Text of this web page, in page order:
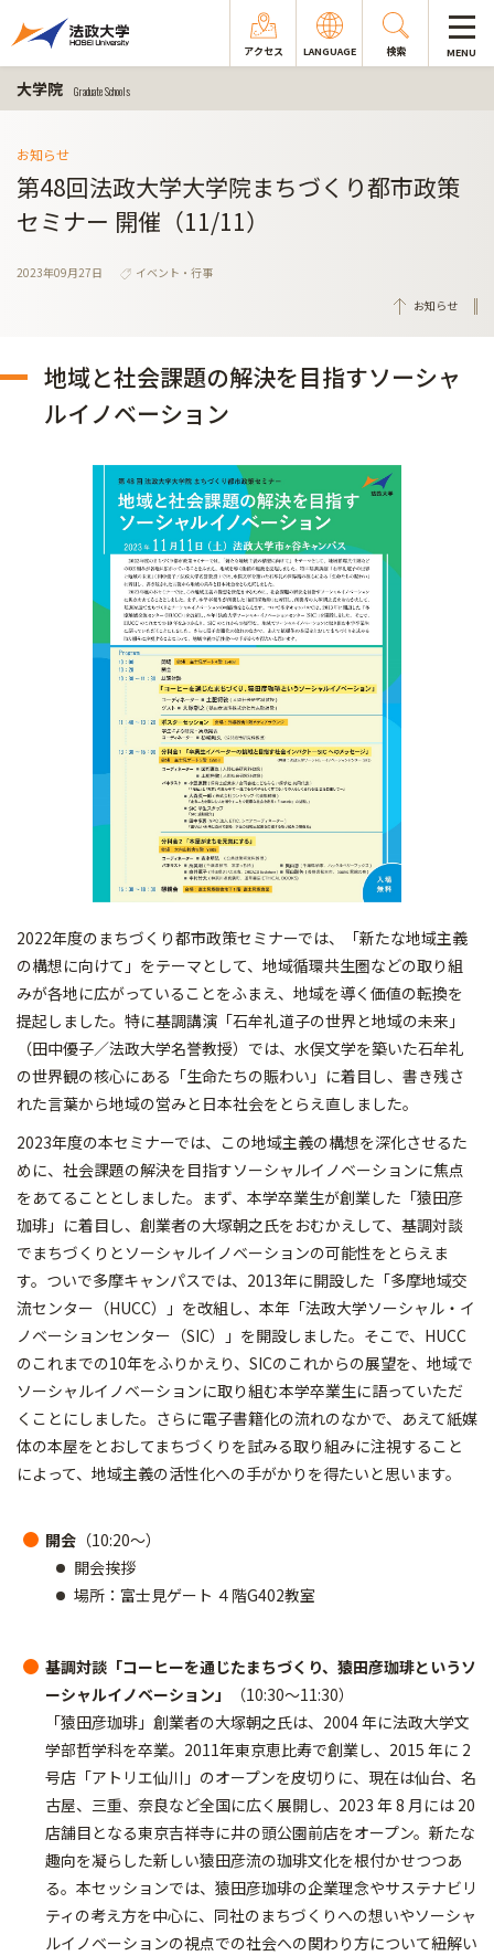
アクセス LANGUAGE 検索 MENU
大学院 Graduate Schools
お知らせ
第48回法政大学大学院まちづくり都市政策
セミナー 開催（11/11）
2023年09月27日
イベント・行事
お知らせ
地域と社会課題の解決を目指すソーシャ
ルイノベーション
2022年度のまちづくり都市政策セミナーでは、「新たな地域主義
の構想に向けて」をテーマとして、地域循環共生圏などの取り組
みが各地に広がっていることをふまえ、地域を導く価値の転換を
提起しました。特に基調講演「石牟礼道子の世界と地域の未来」
（田中優子／法政大学名誉教授）では、水俣文学を築いた石牟礼
の世界観の核心にある「生命たちの賑わい」に着目し、書き残さ
れた言葉から地域の営みと日本社会をとらえ直しました。
2023年度の本セミナーでは、この地域主義の構想を深化させるた
めに、社会課題の解決を目指すソーシャルイノベーションに焦点
をあてることとしました。まず、本学卒業生が創業した「猿田彦
珈琲」に着目し、創業者の大塚朝之氏をおむかえして、基調対談
でまちづくりとソーシャルイノベーションの可能性をとらえま
す。ついで多摩キャンパスでは、2013年に開設した「多摩地域交
流センター（HUCC）」を改組し、本年「法政大学ソーシャル・イ
ノベーションセンター（SIC）」を開設しました。そこで、HUCC
のこれまでの10年をふりかえり、SICのこれからの展望を、地域で
ソーシャルイノベーションに取り組む本学卒業生に語っていただ
くことにしました。さらに電子書籍化の流れのなかで、あえて紙媒
体の本屋をとおしてまちづくりを試みる取り組みに注視すること
によって、地域主義の活性化への手がかりを得たいと思います。
開会 （10:20～）
開会挨拶
場所：富士見ゲート ４階G402教室
基調対談「コーヒーを通じたまちづくり、猿田彦珈琲というソ
ーシャルイノベーション」
（10:30～11:30）
「猿田彦珈琲」創業者の大塚朝之氏は、2004 年に法政大学文
学部哲学科を卒業。2011年東京恵比寿で創業し、2015 年に 2
号店「アトリエ仙川」のオープンを皮切りに、現在は仙台、名
古屋、三重、奈良など全国に広く展開し、2023 年 8 月には 20
店舗目となる東京吉祥寺に井の頭公園前店をオープン。新たな
趣向を凝らした新しい猿田彦流の珈琲文化を根付かせつつあ
る。本セッションでは、猿田彦珈琲の企業理念やサステナビリ
ティの考え方を中心に、同社のまちづくりへの想いやソーシャ
ルイノベーションの視点での社会への関わり方について紐解い